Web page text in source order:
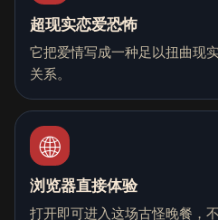
超现实恋爱恐怖
它把爱情写成一种足以扭曲现
关系。
🌐
浏览器直接体验
打开即可进入这场古怪晚餐，